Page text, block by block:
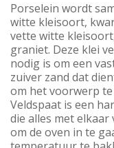
Porselein wordt
witte kleisoort,
vette witte
graniet. Deze klei
nodig is om een
zuiver zand dat
om het voorwerp
Veldspaat is een
die alles met
om de oven in te